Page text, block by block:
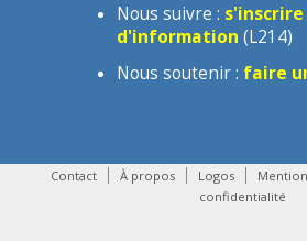
Nous suivre :
d'information (L214)
Nous soutenir : faire
Contact À propos Logos
confidentialité